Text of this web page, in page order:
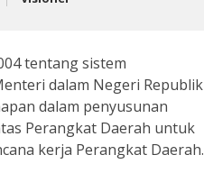
tentang sistem
dalam Negeri Republik
dalam penyusunan
Perangkat Daerah untuk
kerja Perangkat Daerah.